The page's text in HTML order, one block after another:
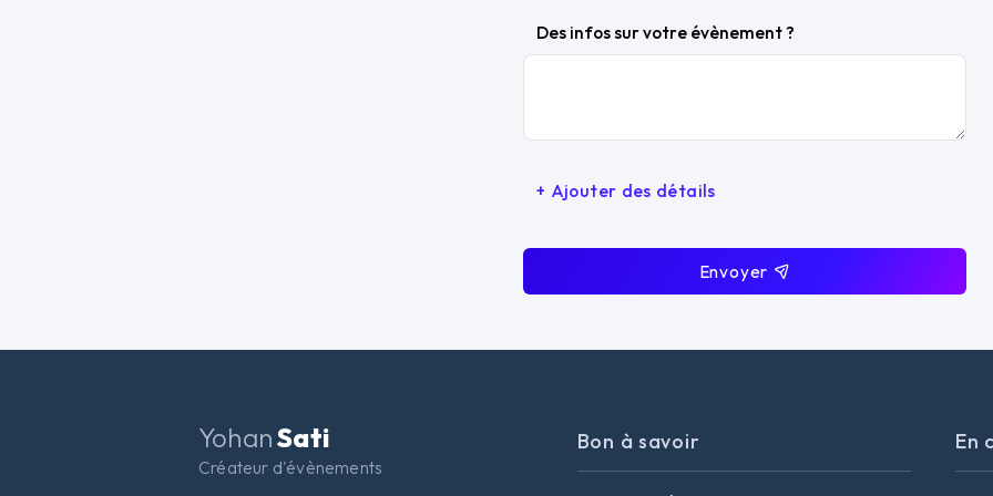
Des infos sur votre évènement ?
+ Ajouter des détails
Envoyer
YohanSati
Créateur d'évènements
Bon à savoir En